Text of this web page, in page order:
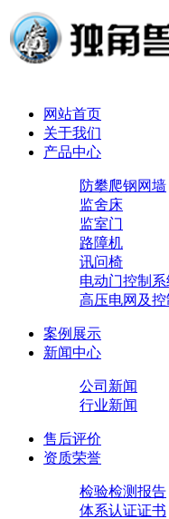
网站首页
关于我们
产品中心
防攀爬钢网墙
监舍床
监室门
路障机
讯问椅
电动门控制系
高压电网及
案例展示
新闻中心
公司新闻
行业新闻
售后评价
资质荣誉
检验检测报告
体系认证证书